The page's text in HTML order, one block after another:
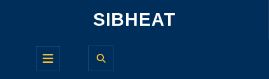
SIBHEAT
Кнопка